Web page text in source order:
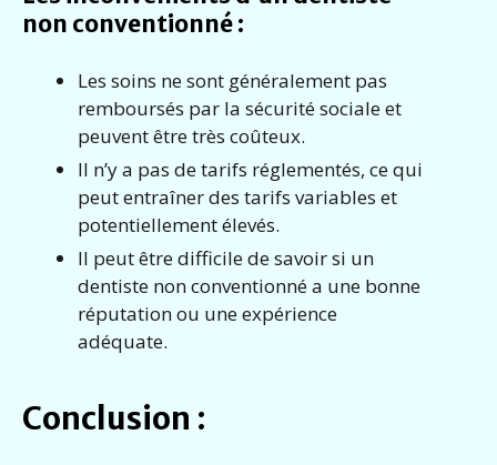
non conventionné :
Les soins ne sont généralement pas
remboursés par la sécurité sociale et
peuvent être très coûteux.
Il n’y a pas de tarifs réglementés, ce qui
peut entraîner des tarifs variables et
potentiellement élevés.
Il peut être difficile de savoir si un
dentiste non conventionné a une bonne
réputation ou une expérience
adéquate.
Conclusion :